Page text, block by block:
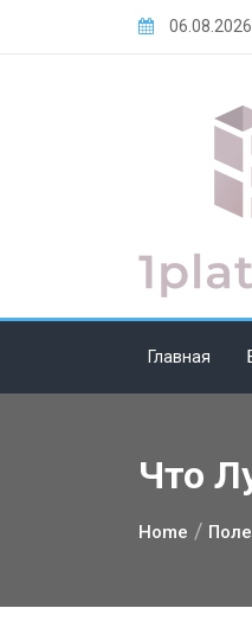
06.08.2026
Главная
Что
Home